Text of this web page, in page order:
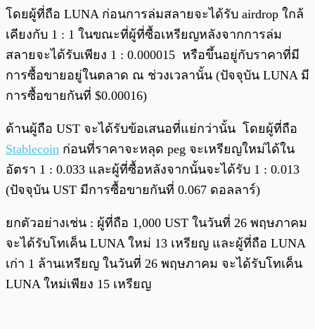
โดยผู้ที่ถือ LUNA ก่อนการล่มสลายจะได้รับ airdrop ใกล้
เคียงกับ 1 : 1 ในขณะที่ผู้ที่ซื้อเหรียญหลังจากการล่ม
สลายจะได้รับเพียง 1 : 0.000015 หรือขึ้นอยู่กับราคาที่มี
การซื้อขายอยู่ในตลาด ณ ช่วงเวลานั้น (ปัจจุบัน LUNA มี
การซื้อขายกันที่ $0.00016)
ด้านผู้ถือ UST จะได้รับข้อเสนอที่แย่กว่านั้น โดยผู้ที่ถือ
Stablecoin ก่อนที่ราคาจะหลุด peg จะเหรียญใหม่ได้ใน
อัตรา 1 : 0.033 และผู้ที่ซื้อหลังจากนั้นจะได้รับ 1 : 0.013
(ปัจจุบัน UST มีการซื้อขายกันที่ 0.067 ดอลลาร์)
ยกตัวอย่างเช่น : ผู้ที่ถือ 1,000 UST ในวันที่ 26 พฤษภาคม
จะได้รับโทเค็น LUNA ใหม่ 13 เหรียญ และผู้ที่ถือ LUNA
เก่า 1 ล้านเหรียญ ในวันที่ 26 พฤษภาคม จะได้รับโทเค็น
LUNA ใหม่เพียง 15 เหรียญ